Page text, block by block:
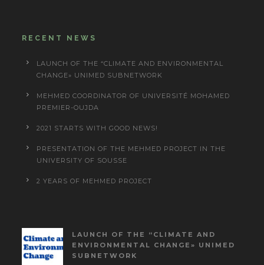
RECENT NEWS
LAUNCH OF THE “CLIMATE AND ENVIRONMENTAL
CHANGE» UNIMED SUBNETWORK
MEHMED COORDINATOR OF UNIVERSITÉ MOHAMED
PREMIER-OUJDA
2021 STARTS WITH GOOD NEWS!
PRESENTATION OF THE MEHMED PROJECT IN THE
UNIVERSITY OF SOUSSE
2 YEARS OF MEHMED PROJECT
LAUNCH OF THE “CLIMATE AND
ENVIRONMENTAL CHANGE» UNIMED
SUBNETWORK